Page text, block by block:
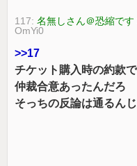
117:名無しさん＠恐縮です
OmYi0
>>17
チケット購入時の約款
仲裁合意あったんだろ
そっちの反論は通るん